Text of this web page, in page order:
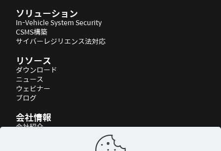
ソリューション
In-Vehicle System Security
CSMS構築
サイバーレジリエンス法対応
リソース
ダウンロード
ニュース
ウェビナー
ブログ
会社情報
会社紹介